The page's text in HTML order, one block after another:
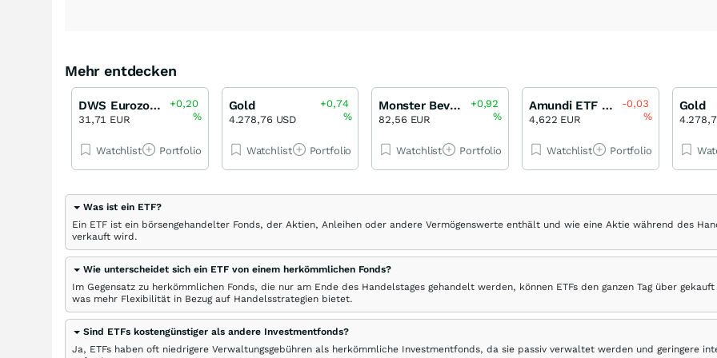
Mehr entdecken
DWS Eurozone Bonds Flexible LD
31,71 EUR
+0,20
%
Watchlist Portfolio
Gold
4.278,76 USD
+0,74
%
Watchlist Portfolio
Monster Beverage
82,56 EUR
+0,92
%
Watchlist Portfolio
Amundi ETF ICAV - Amundi S&P All World High Dividend Yield UCITS ETF USD
4,622 EUR
-0,03
%
Watchlist Portfolio
Gold
Was ist ein ETF?
Ein ETF ist ein börsengehandelter Fonds, der Aktien, Anleihen oder andere Vermögenswerte enthält und wie eine Aktie während des
verkauft wird.
Wie unterscheidet sich ein ETF von einem herkömmlichen Fonds?
Im Gegensatz zu herkömmlichen Fonds, die nur am Ende des Handelstages gehandelt werden, können ETFs den ganzen Tag über
was mehr Flexibilität in Bezug auf Handelsstrategien bietet.
Sind ETFs kostengünstiger als andere Investmentfonds?
Ja, ETFs haben oft niedrigere Verwaltungsgebühren als herkömmliche Investmentfonds, da sie passiv verwaltet werden und geringere